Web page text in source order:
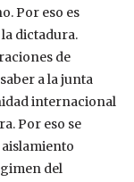
Por eso es
dictadura.
de
a la junta
internacional
Por eso se
del